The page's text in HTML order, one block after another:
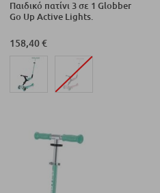
Παιδικό πατίνι 3 σε 1 Globber
Go Up Active Lights.
158,40 €